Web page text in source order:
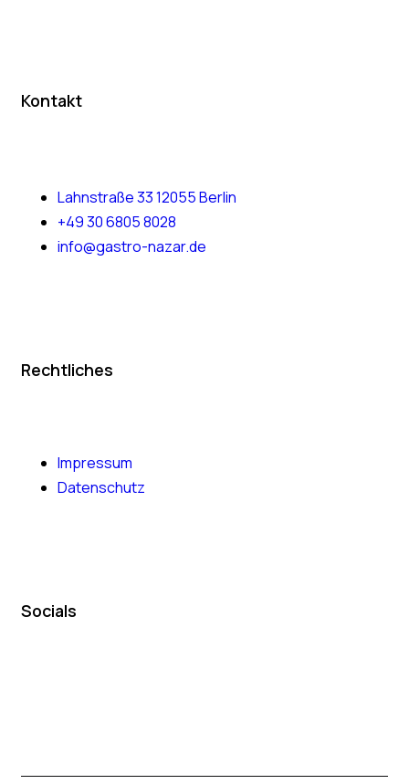
Kontakt
Lahnstraße 33 12055 Berlin
+49 30 6805 8028
info@gastro-nazar.de
Rechtliches
Impressum
Datenschutz
Socials